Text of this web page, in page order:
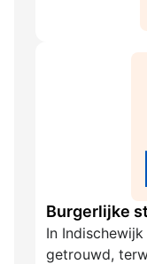
Burgerlijke
In
getrouwd,